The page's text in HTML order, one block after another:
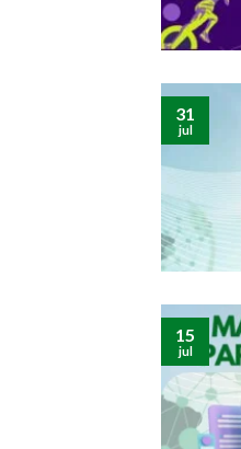
31
jul
15
jul